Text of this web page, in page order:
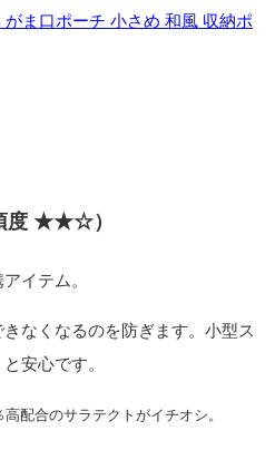
ま口ポーチ 小さめ 和風 収納ポ
度 ★★☆）
イテム。
なくなるのを防ぎます。小型ス
安心です。
配合のサラテクトがイチオシ。